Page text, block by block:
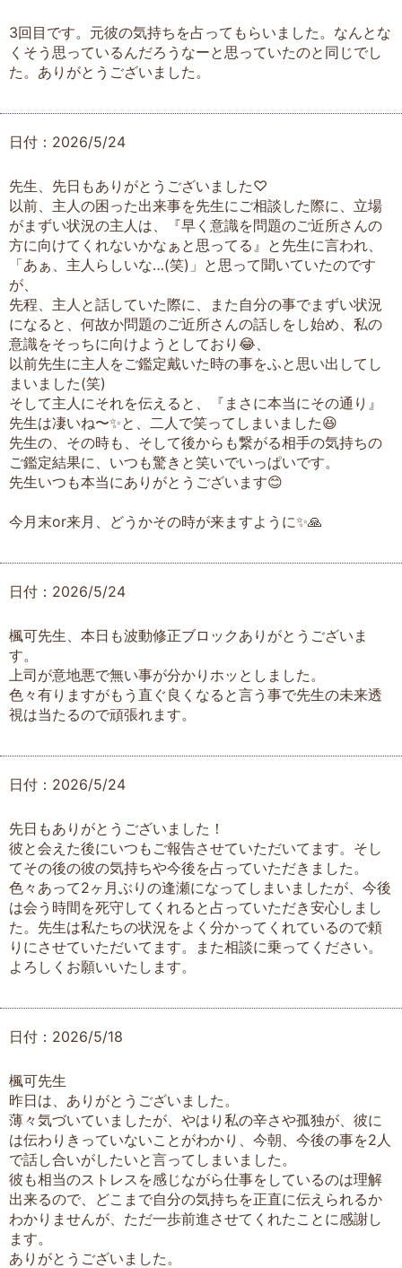
3回目です。元彼の気持ちを占ってもらいました。なんとな
くそう思っているんだろうなーと思っていたのと同じでし
た。ありがとうございました。
日付：2026/5/24
先生、先日もありがとうございました♡
以前、主人の困った出来事を先生にご相談した際に、立場
がまずい状況の主人は、『早く意識を問題のご近所さんの
方に向けてくれないかなぁと思ってる』と先生に言われ、
「あぁ、主人らしいな…(笑)」と思って聞いていたのです
が、
先程、主人と話していた際に、また自分の事でまずい状況
になると、何故か問題のご近所さんの話しをし始め、私の
意識をそっちに向けようとしており😂、
以前先生に主人をご鑑定戴いた時の事をふと思い出してし
まいました(笑)
そして主人にそれを伝えると、『まさに本当にその通り』
先生は凄いね〜✨と、二人で笑ってしまいました😆
先生の、その時も、そして後からも繋がる相手の気持ちの
ご鑑定結果に、いつも驚きと笑いでいっぱいです。
先生いつも本当にありがとうございます😊
今月末or来月、どうかその時が来ますように✨🙏
日付：2026/5/24
楓可先生、本日も波動修正ブロックありがとうございま
す。
上司が意地悪で無い事が分かりホッとしました。
色々有りますがもう直ぐ良くなると言う事で先生の未来透
視は当たるので頑張れます。
日付：2026/5/24
先日もありがとうございました！
彼と会えた後にいつもご報告させていただいてます。そし
てその後の彼の気持ちや今後を占っていただきました。
色々あって2ヶ月ぶりの逢瀬になってしまいましたが、今後
は会う時間を死守してくれると占っていただき安心しまし
た。先生は私たちの状況をよく分かってくれているので頼
りにさせていただいてます。また相談に乗ってください。
よろしくお願いいたします。
日付：2026/5/18
楓可先生
昨日は、ありがとうございました。
薄々気づいていましたが、やはり私の辛さや孤独が、彼に
は伝わりきっていないことがわかり、今朝、今後の事を2人
で話し合いがしたいと言ってしまいました。
彼も相当のストレスを感じながら仕事をしているのは理解
出来るので、どこまで自分の気持ちを正直に伝えられるか
わかりませんが、ただ一歩前進させてくれたことに感謝し
ます。
ありがとうございました。